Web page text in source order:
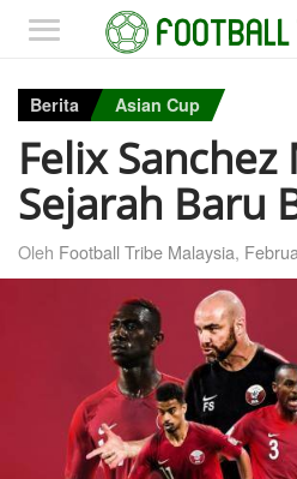
Berita Asian Cup
Felix
Sejarah Baru
Oleh Football Tribe Malaysia,